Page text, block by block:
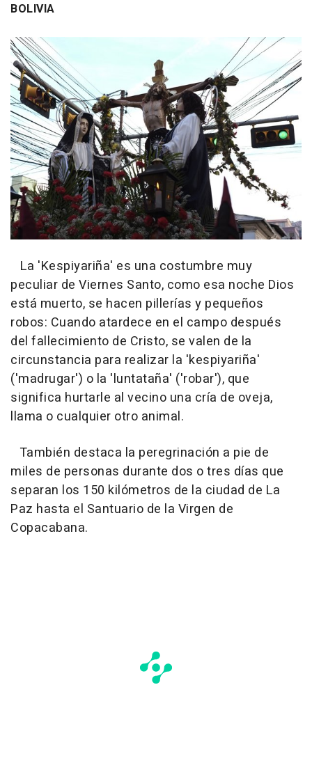
BOLIVIA
La 'Kespiyariña' es una costumbre muy
peculiar de Viernes Santo, como esa noche Dios
está muerto, se hacen pillerías y pequeños
robos: Cuando atardece en el campo después
del fallecimiento de Cristo, se valen de la
circunstancia para realizar la 'kespiyariña'
('madrugar') o la 'luntataña' ('robar'), que
significa hurtarle al vecino una cría de oveja,
llama o cualquier otro animal.
También destaca la peregrinación a pie de
miles de personas durante dos o tres días que
separan los 150 kilómetros de la ciudad de La
Paz hasta el Santuario de la Virgen de
Copacabana.